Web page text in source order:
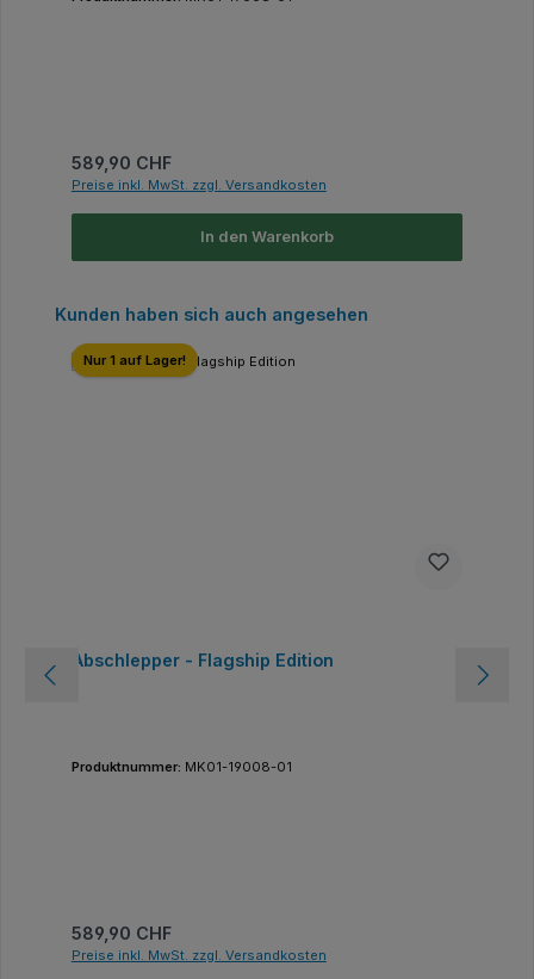
Regulärer Preis:
589,90 CHF
Preise inkl. MwSt. zzgl. Versandkosten
In den Warenkorb
Produktgalerie überspringen
Kunden haben sich auch angesehen
Nur 1 auf Lager!
Abschlepper - Flagship Edition
Produktnummer: MK01-19008-01
Regulärer Preis:
589,90 CHF
Preise inkl. MwSt. zzgl. Versandkosten